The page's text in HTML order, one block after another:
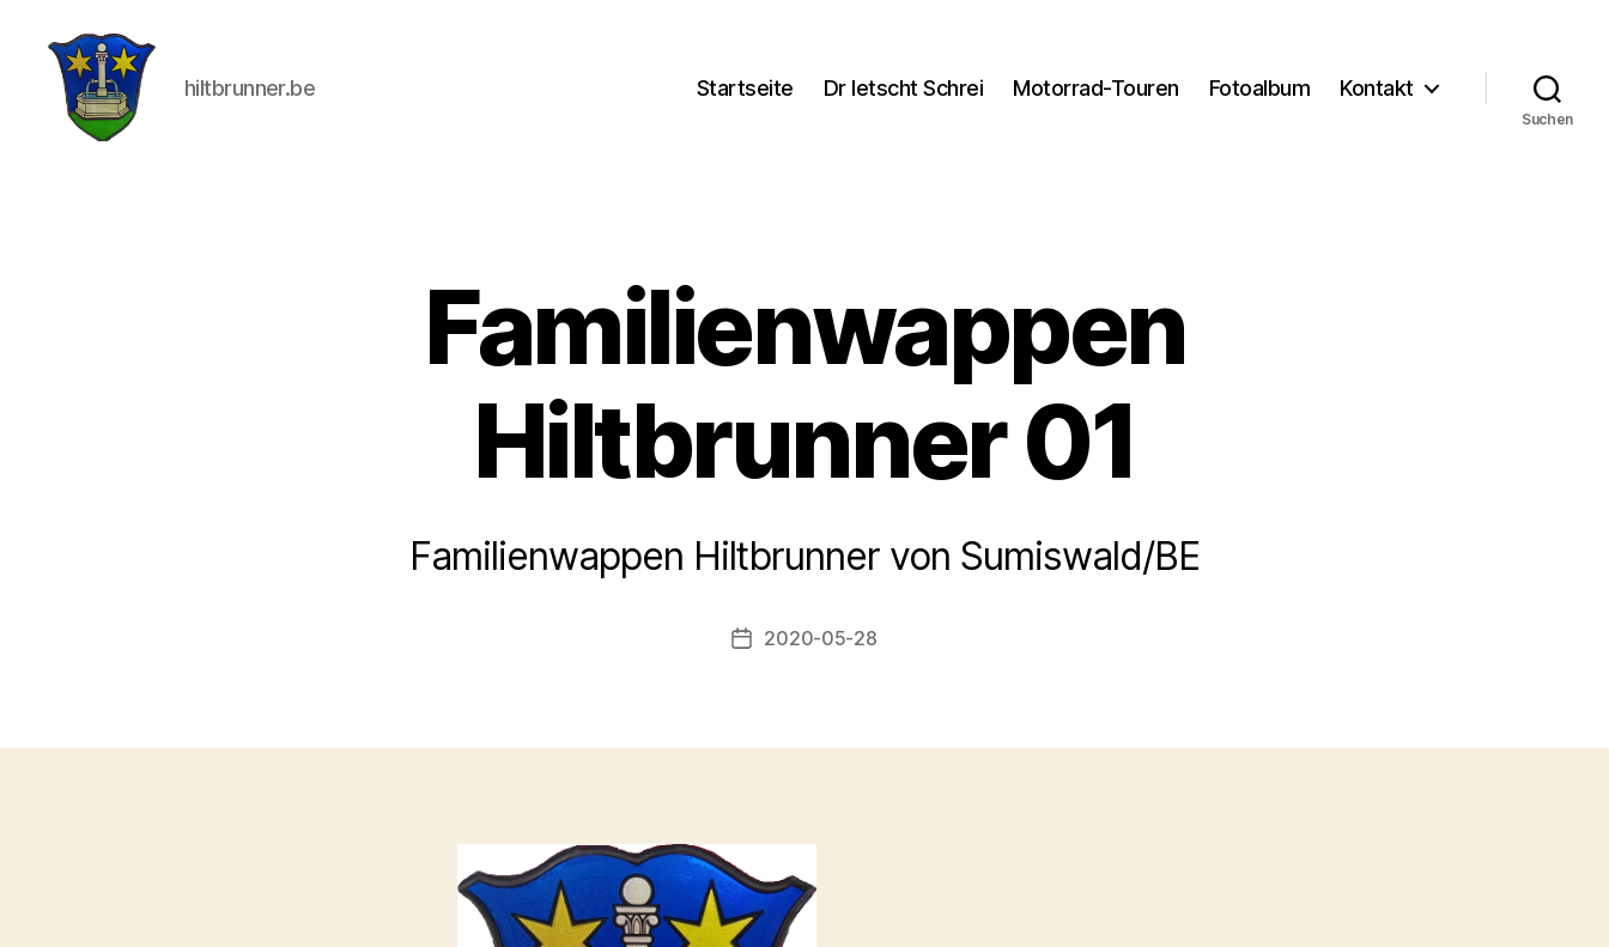
hiltbrunner.be Startseite Dr letscht Schrei Motorrad-Touren Fotoalbum Kontakt
Suchen
Familienwappen
Hiltbrunner 01
Familienwappen Hiltbrunner von Sumiswald/BE
Beitragsautor
o
d
Veröffentlichungsdatum
2020-05-28